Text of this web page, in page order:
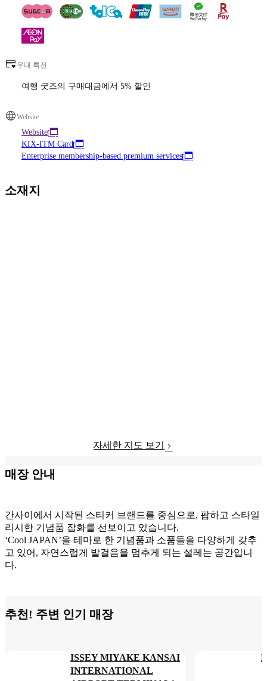
우대 특전
여행 굿즈의 구매대금에서 5% 할인
Website
Website
KIX-ITM Card
Enterprise membership-based premium services
소재지
자세한 지도 보기
매장 안내
간사이에서 시작된 스티커 브랜드를 중심으로, 팝하고 스타일
리시한 기념품 잡화를 선보이고 있습니다.
‘Cool JAPAN’을 테마로 한 기념품과 소품들을 다양하게 갖추
고 있어, 자연스럽게 발걸음을 멈추게 되는 설레는 공간입니
다.
추천! 주변 인기 매장
ISSEY MIYAKE KANSAI
INTERNATIONAL